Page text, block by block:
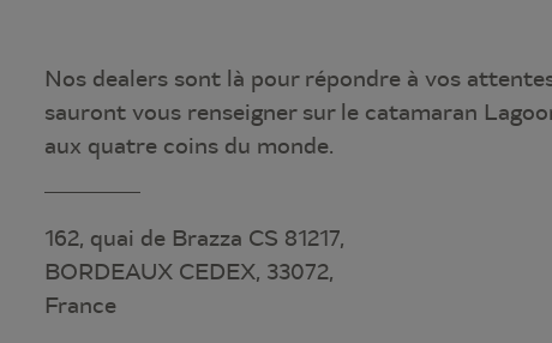
Nos dealers sont là pour répondre à vos
sauront vous renseigner sur le catamaran
aux quatre coins du monde.
162, quai de Brazza CS 81217,
BORDEAUX CEDEX, 33072,
France